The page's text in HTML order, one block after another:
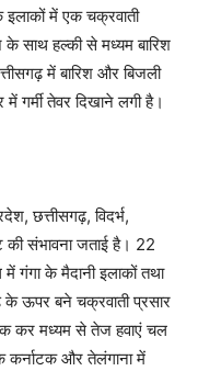
में एक चक्रवाती
साथ हल्की से मध्यम बारिश
में बारिश और बिजली
गर्मी तेवर दिखाने लगी है।
छत्तीसगढ़, विदर्भ,
संभावना जताई है। 22
में गंगा के मैदानी इलाकों तथा
के ऊपर बने चक्रवाती प्रसार
कर मध्यम से तेज हवाएं चल
कर्नाटक और तेलंगाना में